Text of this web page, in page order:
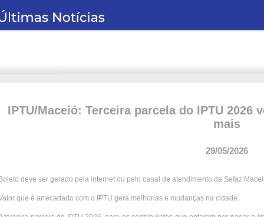
IPTU/Maceió: Terceira parcela do IPTU 2026
mais
29/05/2026
deve ser gerado pela internet ou pelo canal de atendimento da Sefaz
que é arrecadado com o IPTU gera melhorias e mudanças na cidade.